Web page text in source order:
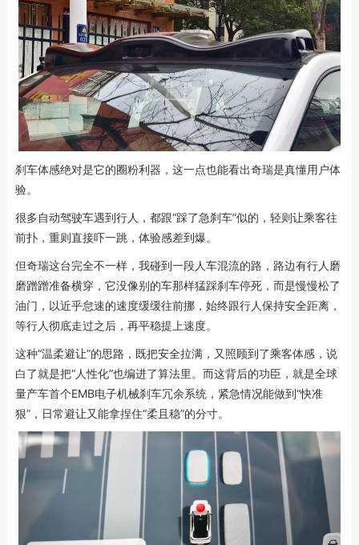
刹车体感绝对是它的圈粉利器，这一点也能看出奇瑞是真懂用户体
验。
很多自动驾驶车遇到行人，都跟“踩了急刹车”似的，轻则让乘客往
前扑，重则直接吓一跳，体验感差到爆。
但奇瑞这台完全不一样，我碰到一段人车混流的路，路边有行人磨
磨蹭蹭准备横穿，它没像别的车那样猛踩刹车停死，而是慢慢松了
油门，以近乎怠速的速度缓缓往前挪，始终跟行人保持安全距离，
等行人彻底走过之后，再平稳提上速度。
这种“温柔避让”的思路，既把安全拉满，又照顾到了乘客体感，说
白了就是把“人性化”也编进了算法里。而这背后的功臣，就是全球
量产车首个EMB电子机械刹车冗余系统，紧急情况能做到“快准
狠”，日常避让又能拿捏住“柔且稳”的分寸。